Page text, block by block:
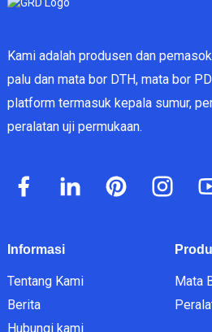
Kami adalah produsen dan
palu dan mata bor DTH, mata bor
platform termasuk kepala sumur,
peralatan uji permukaan.
Informasi
Tentang Kami
Berita
Hubungi kami
Mata